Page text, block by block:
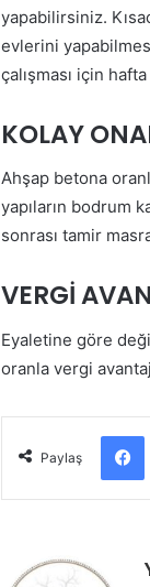
yapabilirsiniz.
evlerini
çalışması için
KOLAY
Ahşap betona
yapıların bodrum
sonrası tamir
VERGİ
Eyaletine göre
oranla vergi
Paylaş